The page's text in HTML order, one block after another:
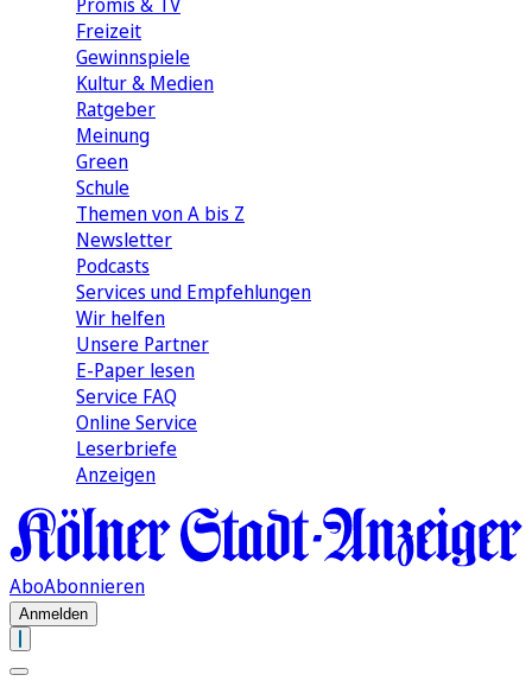
Freizeit
Gewinnspiele
Kultur & Medien
Ratgeber
Meinung
Green
Schule
Themen von A bis Z
Newsletter
Podcasts
Services und Empfehlungen
Wir helfen
Unsere Partner
E-Paper lesen
Service FAQ
Online Service
Leserbriefe
Anzeigen
AboAbonnieren
Anmelden